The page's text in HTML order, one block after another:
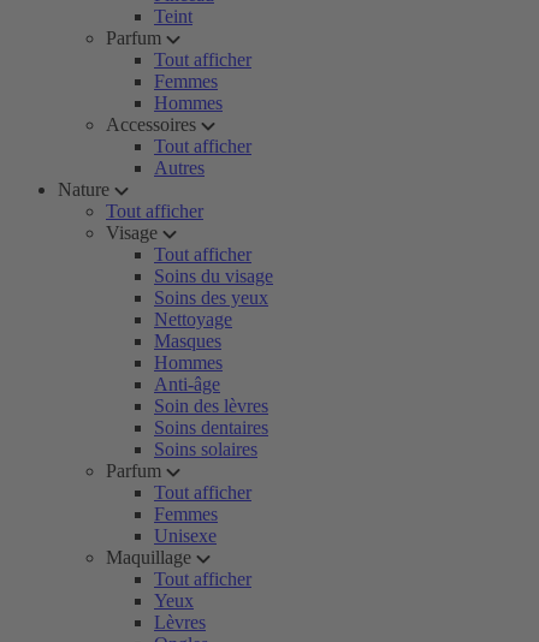
Teint
Parfum
Tout afficher
Femmes
Hommes
Accessoires
Tout afficher
Autres
Nature
Tout afficher
Visage
Tout afficher
Soins du visage
Soins des yeux
Nettoyage
Masques
Hommes
Anti-âge
Soin des lèvres
Soins dentaires
Soins solaires
Parfum
Tout afficher
Femmes
Unisexe
Maquillage
Tout afficher
Yeux
Lèvres